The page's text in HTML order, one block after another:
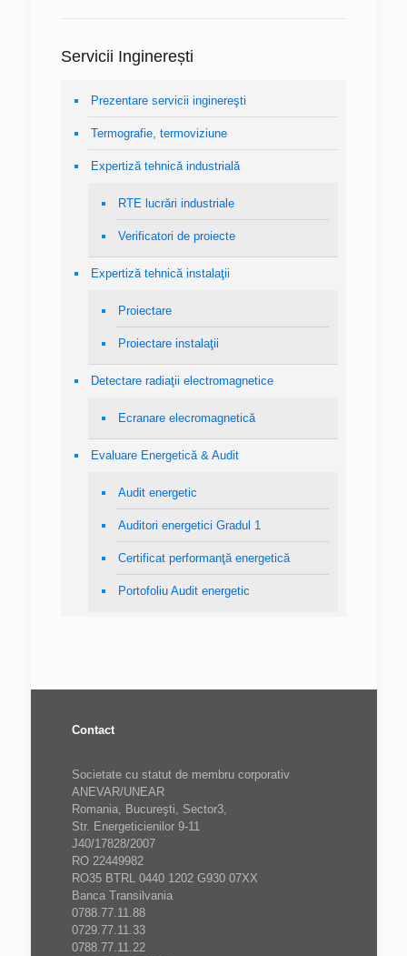
Servicii Inginerești
Prezentare servicii inginereşti
Termografie, termoviziune
Expertiză tehnică industrială
RTE lucrări industriale
Verificatori de proiecte
Expertiză tehnică instalaţii
Proiectare
Proiectare instalaţii
Detectare radiaţii electromagnetice
Ecranare elecromagnetică
Evaluare Energetică & Audit
Audit energetic
Auditori energetici Gradul 1
Certificat performanţă energetică
Portofoliu Audit energetic
Contact
Societate cu statut de membru corporativ
ANEVAR/UNEAR
Romania, Bucureşti, Sector3,
Str. Energeticienilor 9-11
J40/17828/2007
RO 22449982
RO35 BTRL 0440 1202 G930 07XX
Banca Transilvania
0788.77.11.88
0729.77.11.33
0788.77.11.22